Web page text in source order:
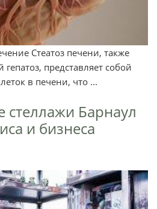
Стеатоз печени, также
представляет собой
в печени, что ...
стеллажи Барнаул
и бизнеса